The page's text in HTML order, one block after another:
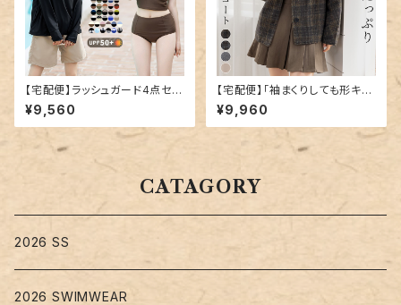
【宅配便】ラッシュガード4点セッ
トビキニ C／hys2861
¥9,560
【宅配便】「袖まくりしても形キー
プ」コート ショート丈 レディース
きれいめ 長袖／tops2300
¥9,960
CATAGORY
2026 SS
2026 SWIMWEAR